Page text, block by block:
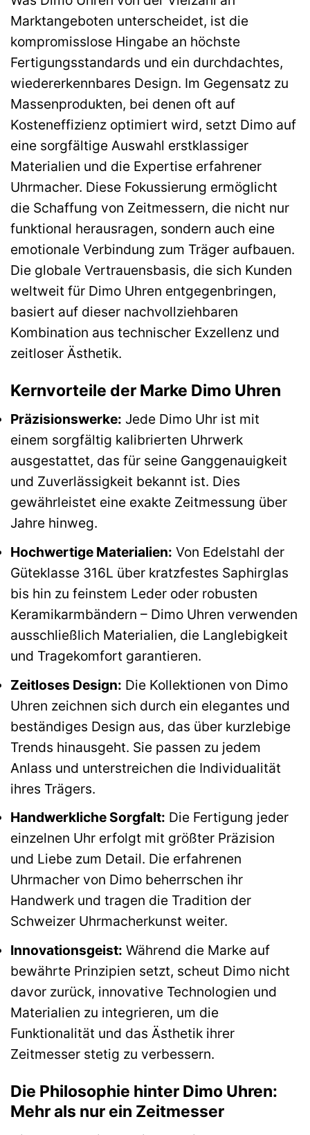
Marktangeboten unterscheidet, ist die
kompromisslose Hingabe an höchste
Fertigungsstandards und ein durchdachtes,
wiedererkennbares Design. Im Gegensatz zu
Massenprodukten, bei denen oft auf
Kosteneffizienz optimiert wird, setzt Dimo auf
eine sorgfältige Auswahl erstklassiger
Materialien und die Expertise erfahrener
Uhrmacher. Diese Fokussierung ermöglicht
die Schaffung von Zeitmessern, die nicht nur
funktional herausragen, sondern auch eine
emotionale Verbindung zum Träger aufbauen.
Die globale Vertrauensbasis, die sich Kunden
weltweit für Dimo Uhren entgegenbringen,
basiert auf dieser nachvollziehbaren
Kombination aus technischer Exzellenz und
zeitloser Ästhetik.
Kernvorteile der Marke Dimo Uhren
Präzisionswerke: Jede Dimo Uhr ist mit
einem sorgfältig kalibrierten Uhrwerk
ausgestattet, das für seine Ganggenauigkeit
und Zuverlässigkeit bekannt ist. Dies
gewährleistet eine exakte Zeitmessung über
Jahre hinweg.
Hochwertige Materialien: Von Edelstahl der
Güteklasse 316L über kratzfestes Saphirglas
bis hin zu feinstem Leder oder robusten
Keramikarmbändern – Dimo Uhren verwenden
ausschließlich Materialien, die Langlebigkeit
und Tragekomfort garantieren.
Zeitloses Design: Die Kollektionen von Dimo
Uhren zeichnen sich durch ein elegantes und
beständiges Design aus, das über kurzlebige
Trends hinausgeht. Sie passen zu jedem
Anlass und unterstreichen die Individualität
ihres Trägers.
Handwerkliche Sorgfalt: Die Fertigung jeder
einzelnen Uhr erfolgt mit größter Präzision
und Liebe zum Detail. Die erfahrenen
Uhrmacher von Dimo beherrschen ihr
Handwerk und tragen die Tradition der
Schweizer Uhrmacherkunst weiter.
Innovationsgeist: Während die Marke auf
bewährte Prinzipien setzt, scheut Dimo nicht
davor zurück, innovative Technologien und
Materialien zu integrieren, um die
Funktionalität und das Ästhetik ihrer
Zeitmesser stetig zu verbessern.
Die Philosophie hinter Dimo Uhren:
Mehr als nur ein Zeitmesser